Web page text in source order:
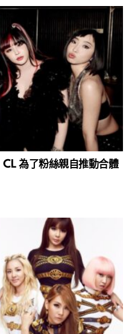
為了粉絲親自推動合體